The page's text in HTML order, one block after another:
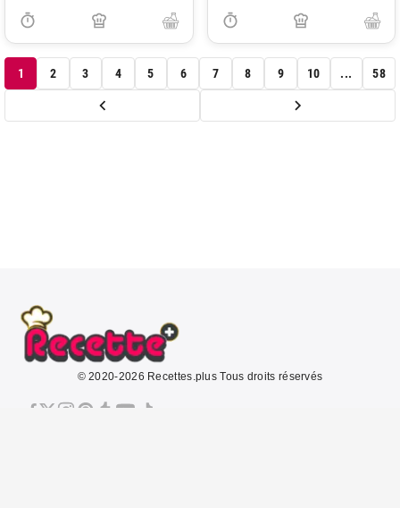
1 2 3 4 5 6 7 8 9 10 ... 58
© 2020-2026 Recettes.plus Tous droits réservés